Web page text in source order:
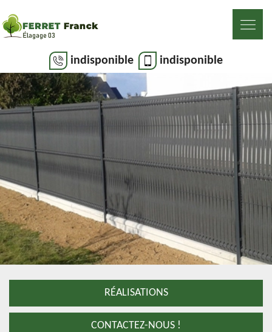
indisponible indisponible
RÉALISATIONS
CONTACTEZ-NOUS !